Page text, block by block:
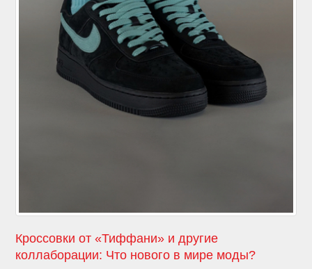
Кроссовки от «Тиффани» и другие
коллаборации: Что нового в мире моды?